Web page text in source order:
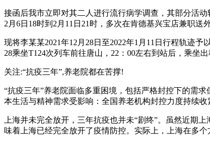
接函后我市立即对其二人进行流行病学调查，其部分活
2月6日18时到2月11日21时，多次在肯德基兴宝店兼职送外
现将李某某2021年12月28日至2022年1月11日行程轨迹
28乘坐T124次列车前往唐山，22：00左右到站后，乘坐
关注:“抗疫三年”,养老院都在苦撑!
“抗疫三年”养老院面临多重困境，包括严格封控下的需
本生活与精神需求受影响：全国养老机构封控力度持续收
上海并未完全放开，三年抗疫也并未“剧终”。虽然近期
味着上海已经完全放开了疫情防控。实际上，上海在多个